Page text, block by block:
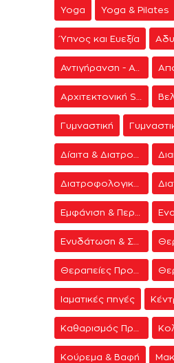
Yoga Yoga & Pilates
Ύπνος και Ευεξία
Αντιγήρανση - Ανάπλαση Προσώπου
Γυμναστική
Ιαματικές πηγές
Κούρεμα & Βαφή